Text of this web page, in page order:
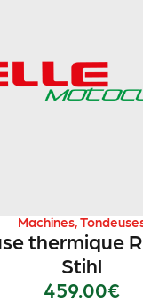
Machines
thermique
Stihl
459.00€